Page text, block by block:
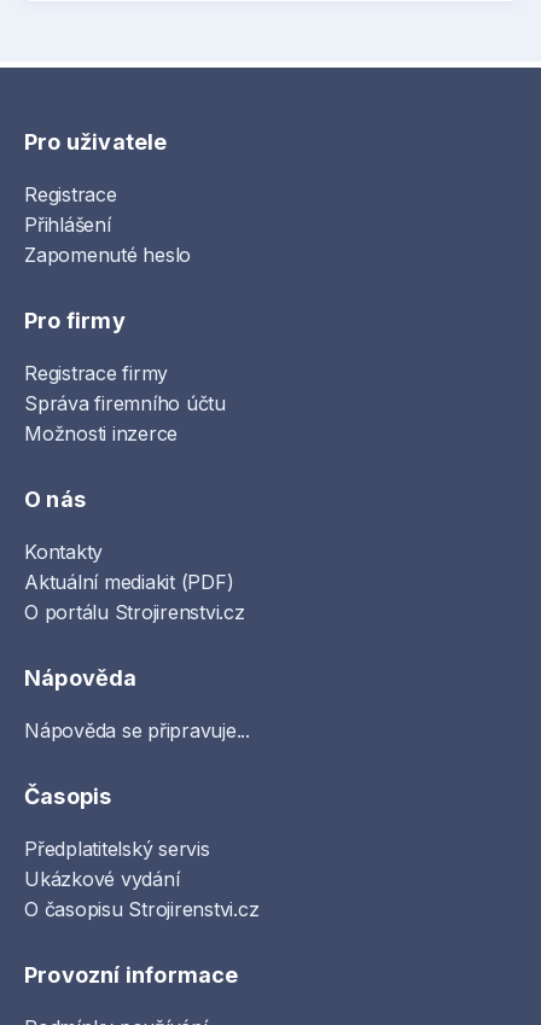
Pro uživatele
Registrace
Přihlášení
Zapomenuté heslo
Pro firmy
Registrace firmy
Správa firemního účtu
Možnosti inzerce
O nás
Kontakty
Aktuální mediakit (PDF)
O portálu Strojirenstvi.cz
Nápověda
Nápověda se připravuje...
Časopis
Předplatitelský servis
Ukázkové vydání
O časopisu Strojirenstvi.cz
Provozní informace